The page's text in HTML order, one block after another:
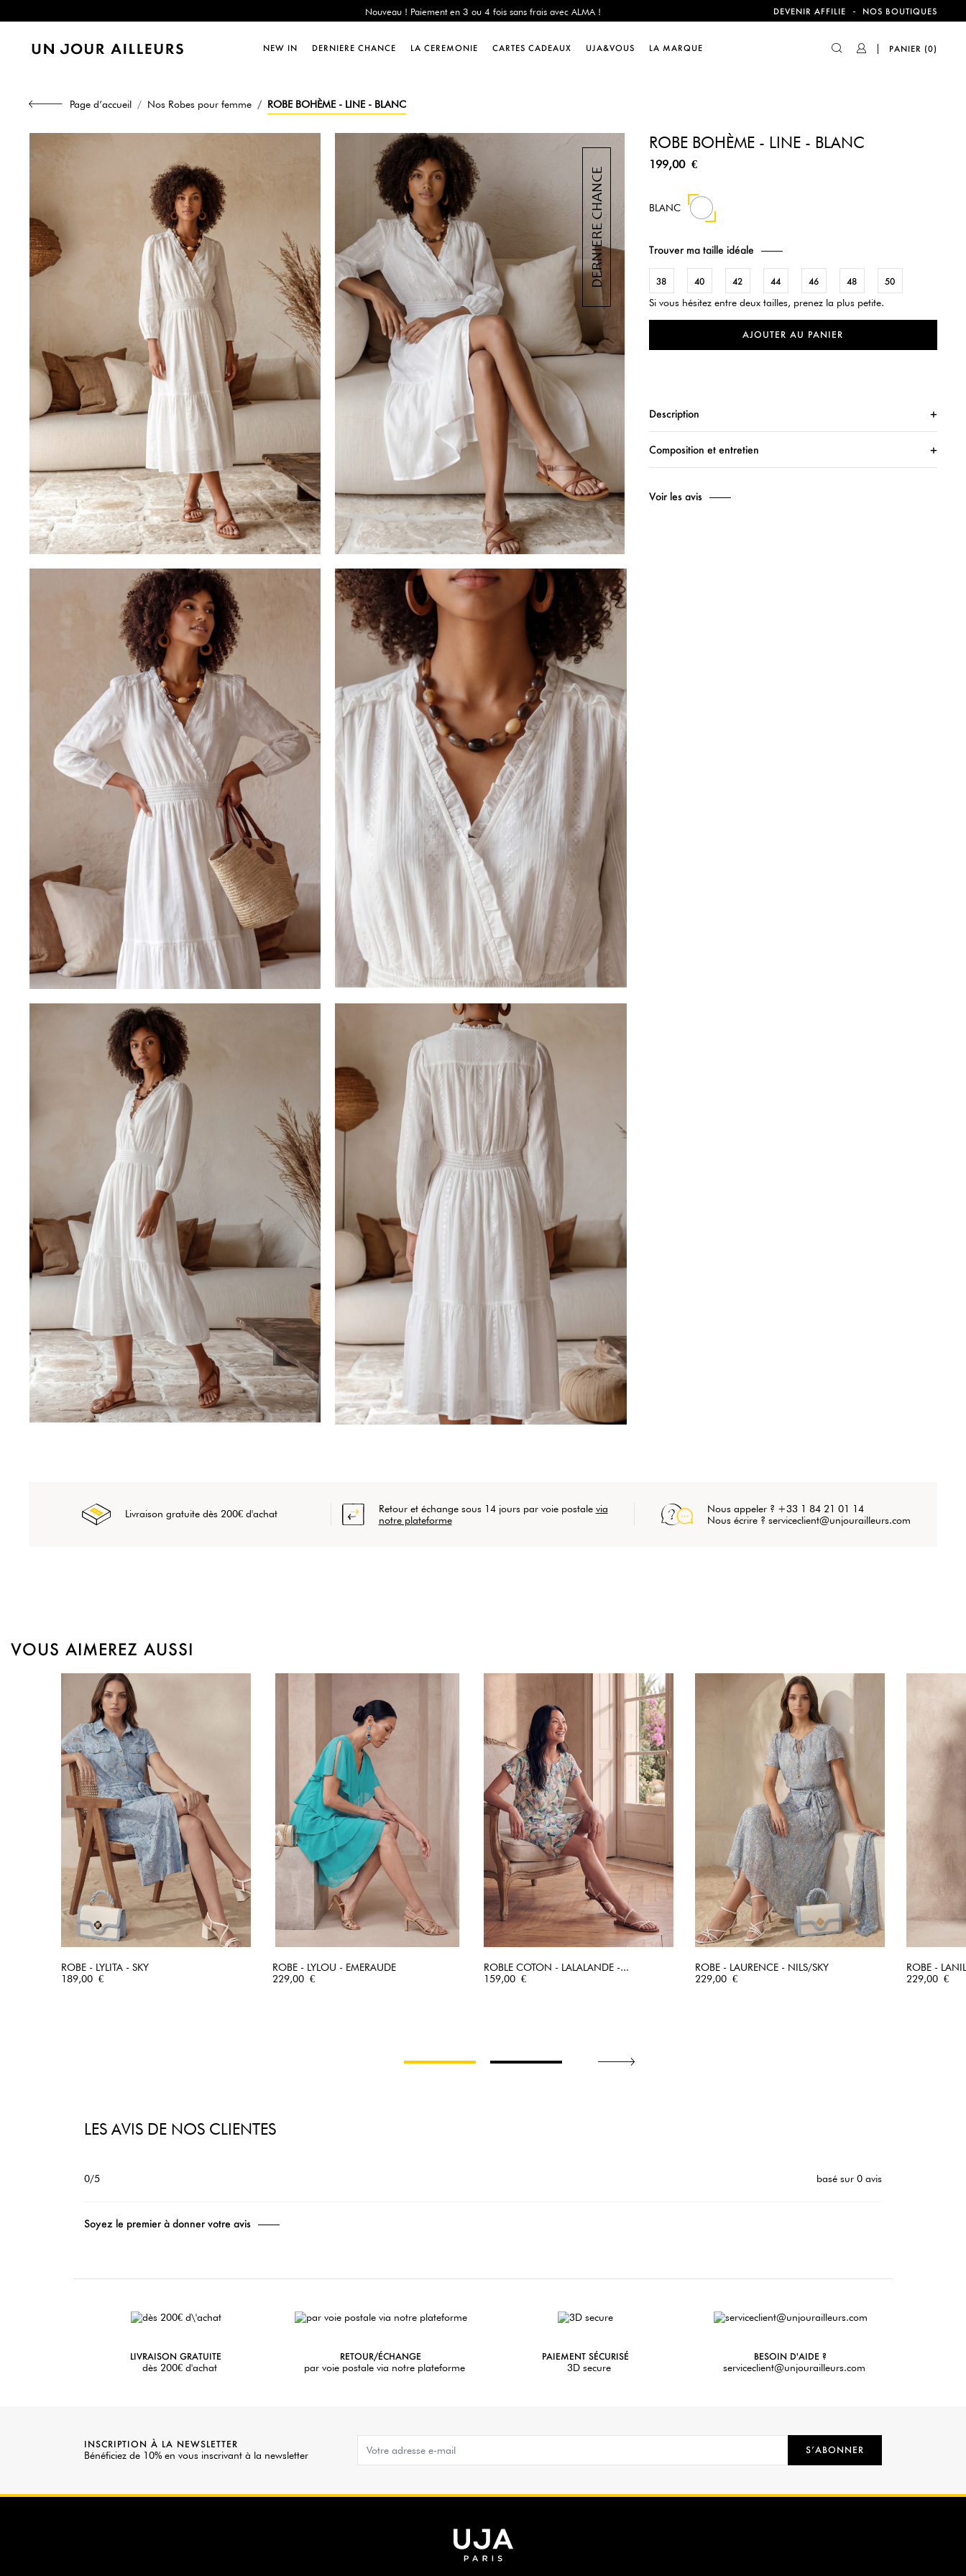
Dernière Chance : -60% sur une sélection jusqu'au 23/08 en vous connectant à votre compte !
Livraison offerte dès 200€ d'achat
Dernière Chance : -60% sur une sélection jusqu'au 23/08 en vous connectant à votre compte !
DEVENIR AFFILIE - NOS BOUTIQUES
NEW IN DERNIERE CHANCE LA CEREMONIE CARTES CADEAUX UJA&VOUS LA MARQUE PANIER (0)
Page d’accueil Nos Robes pour femme ROBE BOHÈME - LINE - BLANC
ROBE BOHÈME - LINE - BLANC
199,00 €
BLANC
Trouver ma taille idéale
38 40 42 44 46 48 50
Si vous hésitez entre deux tailles, prenez la plus petite.
AJOUTER AU PANIER
Description
Composition et entretien
Voir les avis
Livraison gratuite dès 200€ d'achat Retour et échange sous 14 jours par voie postale via
notre plateforme
Nous appeler ? +33 1 84 21 01 14
Nous écrire ? serviceclient@unjourailleurs.com
VOUS AIMEREZ AUSSI
ROBE - LYLITA - SKY
Prix
189,00 €
ROBE - LYLOU - EMERAUDE
Prix
229,00 €
ROBLE COTON - LALALANDE -...
Prix
159,00 €
ROBE - LAURENCE - NILS/SKY
Prix
229,00 €
ROBE -
Prix
229,00 €
LES AVIS DE NOS CLIENTES
0/5 basé sur 0 avis
Soyez le premier à donner votre avis
LIVRAISON GRATUITE
dès 200€ d'achat
RETOUR/ÉCHANGE
par voie postale via notre plateforme
PAIEMENT SÉCURISÉ
3D secure
BESOIN D'AIDE ?
serviceclient@unjourailleurs.com
INSCRIPTION À LA NEWSLETTER
Bénéficiez de 10% en vous inscrivant à la newsletter S’ABONNER